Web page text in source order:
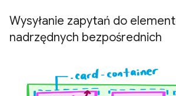
Wysyłanie zapytań do
nadrzędnych bezpośrednich